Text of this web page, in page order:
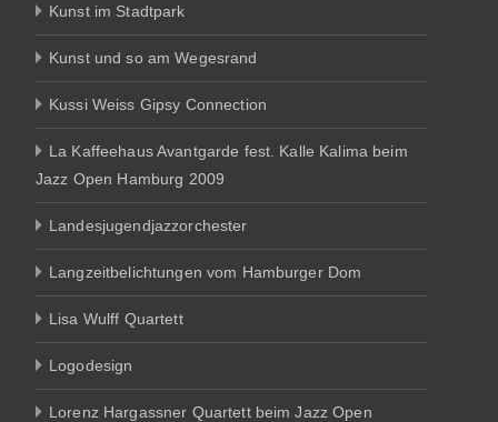
Kunst im Stadtpark
Kunst und so am Wegesrand
Kussi Weiss Gipsy Connection
La Kaffeehaus Avantgarde fest. Kalle Kalima beim
Jazz Open Hamburg 2009
Landesjugendjazzorchester
Langzeitbelichtungen vom Hamburger Dom
Lisa Wulff Quartett
Logodesign
Lorenz Hargassner Quartett beim Jazz Open